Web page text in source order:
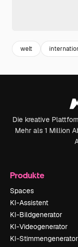
welt
Die kreative
Mehr als 1 Million
Produkte
Spaces
KI-Assistent
KI-Bildgenerator
KI-Videogenerator
KI-Stimmengenerator